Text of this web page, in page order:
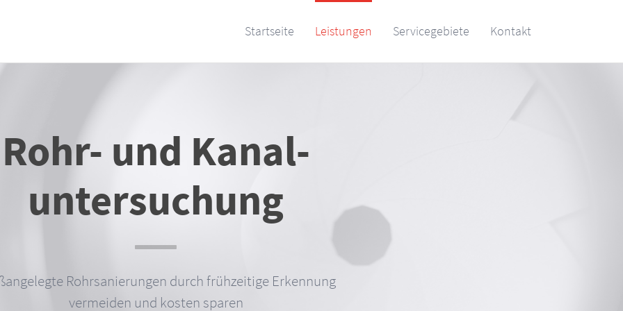
Startseite Leistungen Servicegebiete Kontakt
Rohr- und Kanal­
untersuchung
Rohrsanierungen durch frühzeitige Erkennung
vermeiden und kosten sparen